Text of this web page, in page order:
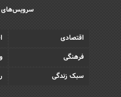
اقتصادی
فرهنگی
سبک زندگی